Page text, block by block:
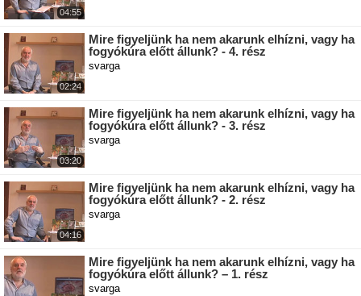
04:55
02:24
Mire figyeljünk ha nem akarunk elhízni, vagy ha
fogyókúra előtt állunk? - 4. rész
svarga
03:20
Mire figyeljünk ha nem akarunk elhízni, vagy ha
fogyókúra előtt állunk? - 3. rész
svarga
04:16
Mire figyeljünk ha nem akarunk elhízni, vagy ha
fogyókúra előtt állunk? - 2. rész
svarga
Mire figyeljünk ha nem akarunk elhízni, vagy ha
fogyókúra előtt állunk? – 1. rész
svarga